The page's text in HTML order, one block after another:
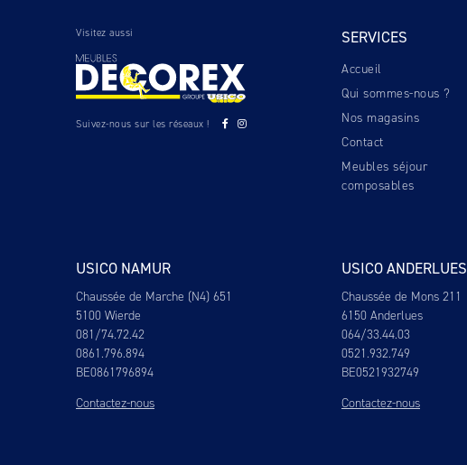
Visitez aussi
Suivez-nous sur les réseaux !
SERVICES
Accueil
Qui sommes-nous ?
Nos magasins
Contact
Meubles séjour
composables
USICO NAMUR
Chaussée de Marche (N4) 651
5100 Wierde
081/74.72.42
0861.796.894
BE0861796894
Contactez-nous
USICO ANDERLUES
Chaussée de Mons 211
6150 Anderlues
064/33.44.03
0521.932.749
BE0521932749
Contactez-nous